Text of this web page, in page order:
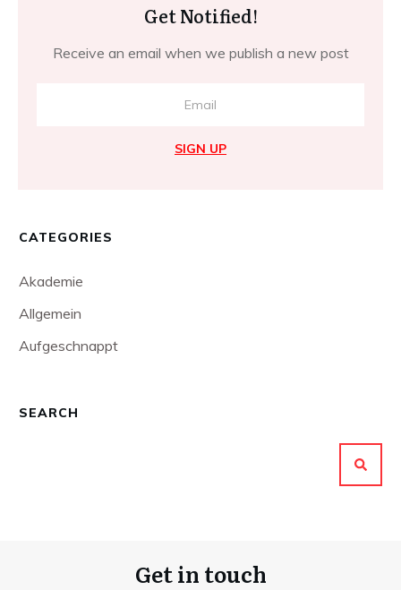
Get Notified!
Receive an email when we publish a new post
SIGN UP
CATEGORIES
Akademie
Allgemein
Aufgeschnappt
SEARCH
Get in touch